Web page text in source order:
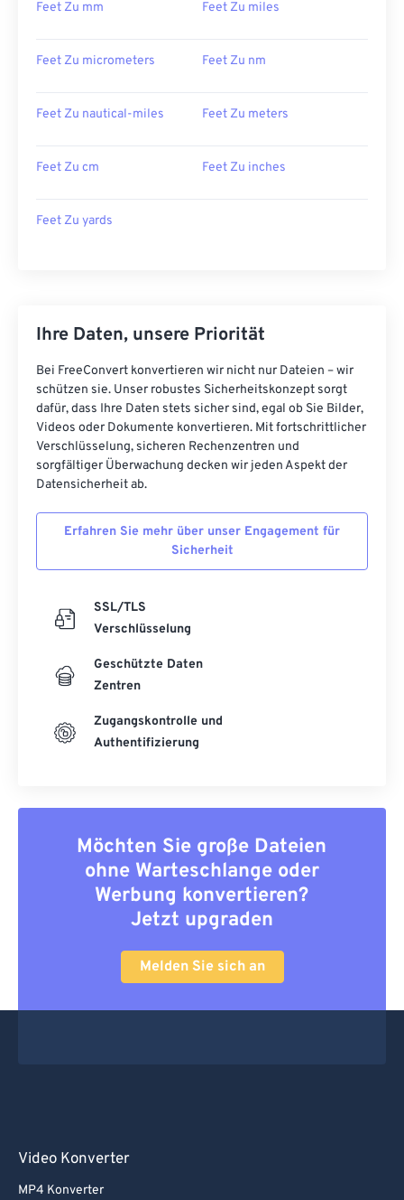
Feet Zu mm Feet Zu miles
Feet Zu micrometers Feet Zu nm
Feet Zu nautical-miles Feet Zu meters
Feet Zu cm Feet Zu inches
Feet Zu yards
Ihre Daten, unsere Priorität
Bei FreeConvert konvertieren wir nicht nur Dateien – wir
schützen sie. Unser robustes Sicherheitskonzept sorgt
dafür, dass Ihre Daten stets sicher sind, egal ob Sie Bilder,
Videos oder Dokumente konvertieren. Mit fortschrittlicher
Verschlüsselung, sicheren Rechenzentren und
sorgfältiger Überwachung decken wir jeden Aspekt der
Datensicherheit ab.
Erfahren Sie mehr über unser Engagement für
Sicherheit
SSL/TLS
Verschlüsselung
Geschützte Daten
Zentren
Zugangskontrolle und
Authentifizierung
Möchten Sie große Dateien
ohne Warteschlange oder
Werbung konvertieren?
Jetzt upgraden
Melden Sie sich an
Video Konverter
MP4 Konverter